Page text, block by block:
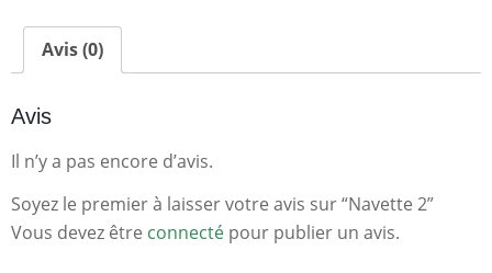
Avis (0)
Avis
Il n’y a pas encore d’avis.
Soyez le premier à laisser votre avis sur “Navette 2”
Vous devez être connecté pour publier un avis.